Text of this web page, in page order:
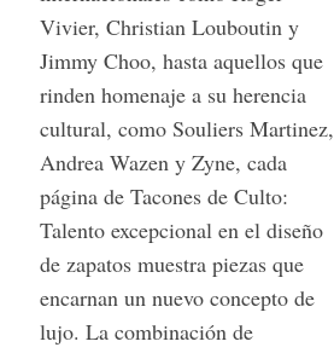
Vivier, Christian Louboutin y
Jimmy Choo, hasta aquellos que
rinden homenaje a su herencia
cultural, como Souliers Martinez,
Andrea Wazen y Zyne, cada
página de Tacones de Culto:
Talento excepcional en el diseño
de zapatos muestra piezas que
encarnan un nuevo concepto de
lujo. La combinación de